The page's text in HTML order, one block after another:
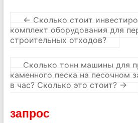
← Сколько стоит
комплект оборудования для
строительных отходов?
Сколько тонн машины для
каменного песка на песочном
в час? Сколько это стоит? →
запрос